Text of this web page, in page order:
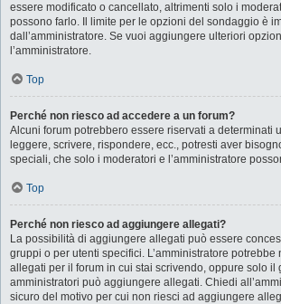
essere modificato o cancellato, altrimenti solo i
possono farlo. Il limite per le opzioni del sondaggio è
dall’amministratore. Se vuoi aggiungere ulteriori
l’amministratore.
Top
Perché non riesco ad accedere a un forum?
Alcuni forum potrebbero essere riservati a determinati
leggere, scrivere, rispondere, ecc., potresti aver
speciali, che solo i moderatori e l’amministratore
Top
Perché non riesco ad aggiungere allegati?
La possibilità di aggiungere allegati può essere
gruppi o per utenti specifici. L’amministratore potrebbe
allegati per il forum in cui stai scrivendo, oppure solo il
amministratori può aggiungere allegati. Chiedi
sicuro del motivo per cui non riesci ad aggiungere